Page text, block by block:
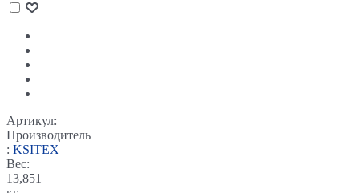
Артикул:
Производитель
: KSITEX
Вес:
13,851